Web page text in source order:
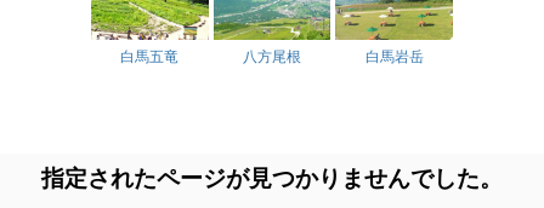
白馬五竜 八方尾根 白馬岩岳